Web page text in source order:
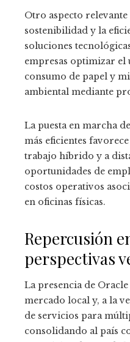
Otro aspecto
sostenibilidad y la
soluciones
empresas optimizar el
consumo de papel y
ambiental mediante
La puesta en marcha
más eficientes
trabajo híbrido y a
oportunidades de
costos operativos
en oficinas físicas.
Repercusión
perspectivas
La presencia de
mercado local y, a la
de servicios para
consolidando al país